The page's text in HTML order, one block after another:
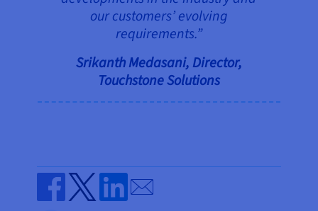
our customers’ evolving
requirements.”
Srikanth Medasani, Director,
Touchstone Solutions
Send by email